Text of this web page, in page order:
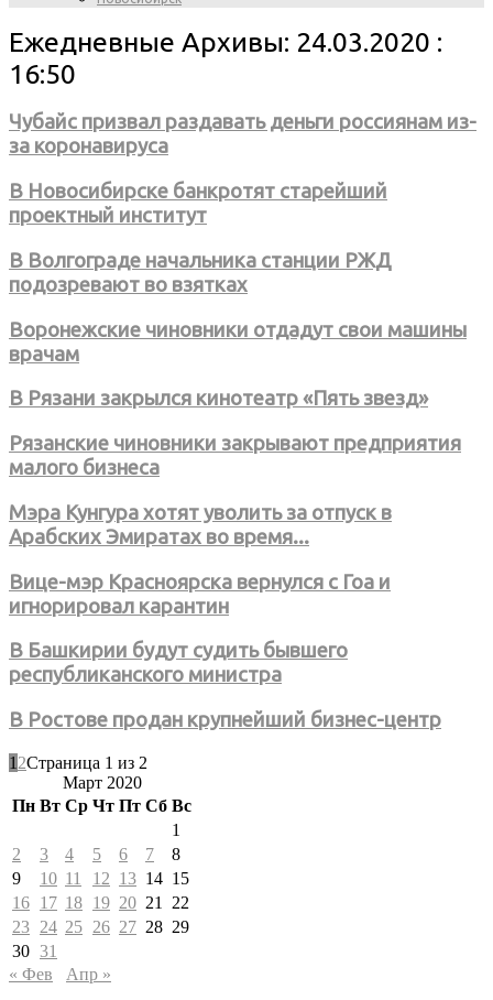
Ежедневные Архивы: 24.03.2020 :
16:50
Чубайс призвал раздавать деньги россиянам из-
за коронавируса
В Новосибирске банкротят старейший
проектный институт
В Волгограде начальника станции РЖД
подозревают во взятках
Воронежские чиновники отдадут свои машины
врачам
В Рязани закрылся кинотеатр «Пять звезд»
Рязанские чиновники закрывают предприятия
малого бизнеса
Мэра Кунгура хотят уволить за отпуск в
Арабских Эмиратах во время...
Вице-мэр Красноярска вернулся с Гоа и
игнорировал карантин
В Башкирии будут судить бывшего
республиканского министра
В Ростове продан крупнейший бизнес-центр
1 2Страница 1 из 2
Март 2020
Пн Вт Ср Чт Пт Сб Вс
1
2
3 4 5 6 7
8
9
10 11 12 13 14 15
16 17 18 19 20 21
22
23 24 25 26 27 28 29
30 31
« Фев
Апр »